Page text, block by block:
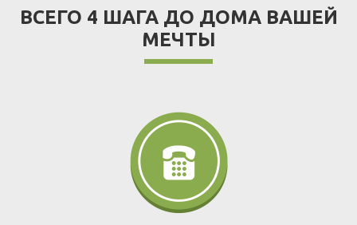
ВСЕГО 4 ШАГА ДО ДОМА ВАШЕЙ
МЕЧТЫ